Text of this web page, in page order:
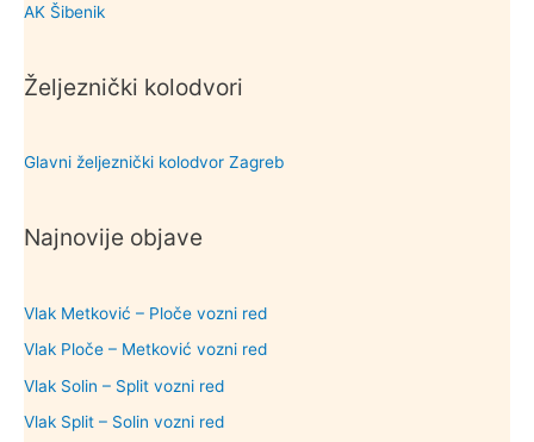
AK Šibenik
Željeznički kolodvori
Glavni željeznički kolodvor Zagreb
Najnovije objave
Vlak Metković – Ploče vozni red
Vlak Ploče – Metković vozni red
Vlak Solin – Split vozni red
Vlak Split – Solin vozni red